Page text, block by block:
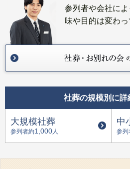
参列者や会社に
味や目的は変わっ
社葬の規模別に詳
大規模社葬
参列者約1,000 人
中
参列